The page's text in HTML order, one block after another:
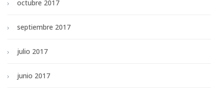
octubre 2017
septiembre 2017
julio 2017
junio 2017